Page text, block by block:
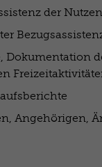
der
Dokumentation
Angehörigen,